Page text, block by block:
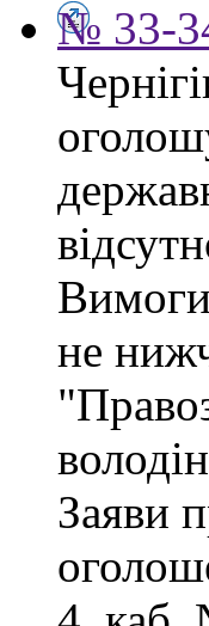
№ 33-
Вимоги
не
Заяви